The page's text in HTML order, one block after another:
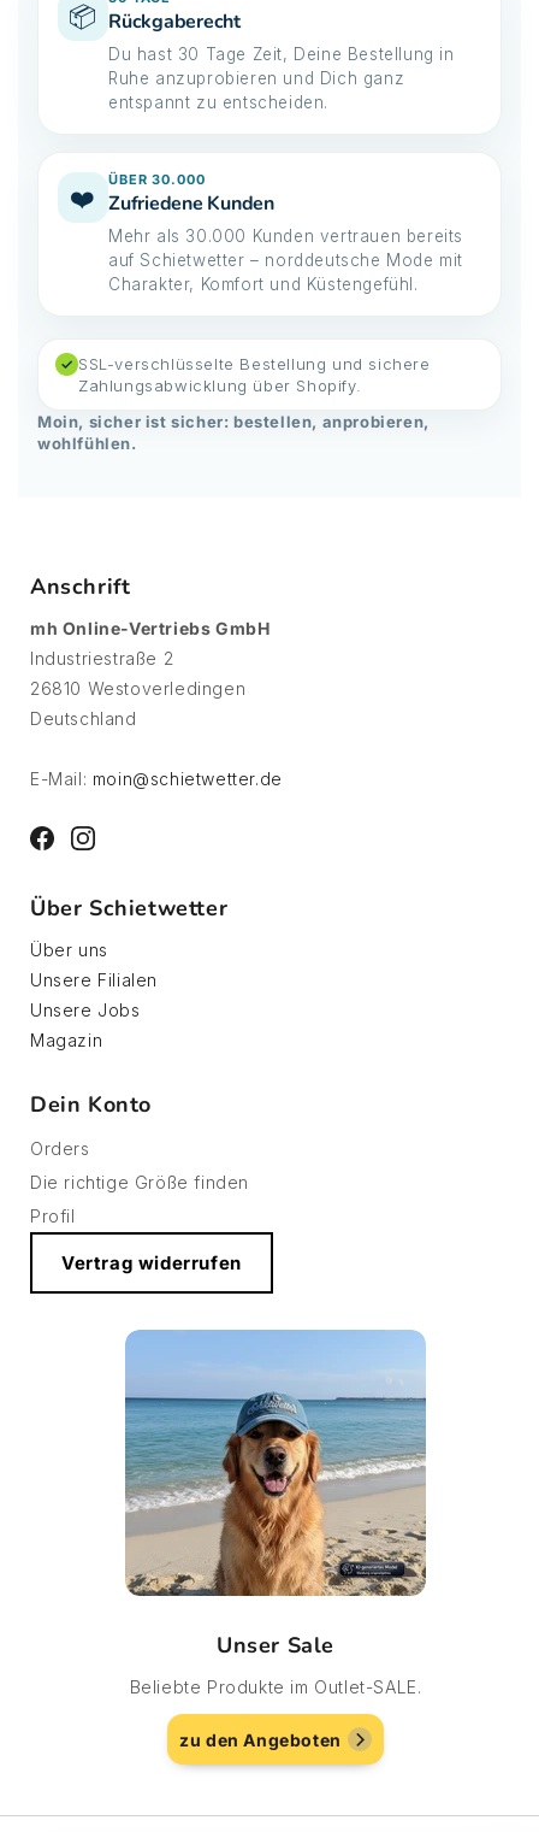
📦 Rückgaberecht
Du hast 30 Tage Zeit, Deine Bestellung in
Ruhe anzuprobieren und Dich ganz
entspannt zu entscheiden.
❤️
ÜBER 30.000
Zufriedene Kunden
Mehr als 30.000 Kunden vertrauen bereits
auf Schietwetter – norddeutsche Mode mit
Charakter, Komfort und Küstengefühl.
✓ SSL-verschlüsselte Bestellung und sichere
Zahlungsabwicklung über Shopify.
Moin, sicher ist sicher: bestellen, anprobieren,
wohlfühlen.
Anschrift
mh Online-Vertriebs GmbH
Industriestraße 2
26810 Westoverledingen
Deutschland
E-Mail: moin@schietwetter.de
FacebookInstagram
Über Schietwetter
Über uns
Unsere Filialen
Unsere Jobs
Magazin
Dein Konto
Orders
Die richtige Größe finden
Profil
Vertrag widerrufen
Unser Sale
Beliebte Produkte im Outlet-SALE.
zu den Angeboten